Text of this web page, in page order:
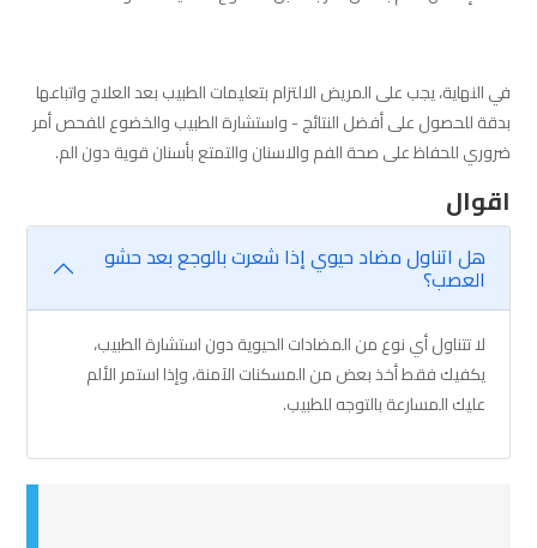
في النهاية، يجب على المريض الالتزام بتعليمات الطبيب بعد العلاج واتباعها
بدقة للحصول على أفضل النتائج - واستشارة الطبيب والخضوع للفحص أمر
ضروري للحفاظ على صحة الفم والاسنان والتمتع بأسنان قوية دون الم.
اقوال
هل اتناول مضاد حيوي إذا شعرت بالوجع بعد حشو
العصب؟
لا تتناول أي نوع من المضادات الحيوية دون استشارة الطبيب،
يكفيك فقط أخذ بعض من المسكنات الآمنة، وإذا استمر الألم
عليك المسارعة بالتوجه للطبيب.